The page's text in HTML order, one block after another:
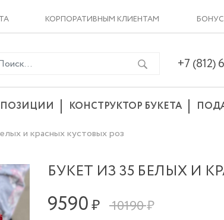
КОРПОРАТИВНЫМ КЛИЕНТАМ
+7 (812)
КОНСТРУКТОР БУКЕТА
и красных кустовых роз
БУКЕТ ИЗ 35 БЕЛЫХ И
9590₽ 10190 ₽